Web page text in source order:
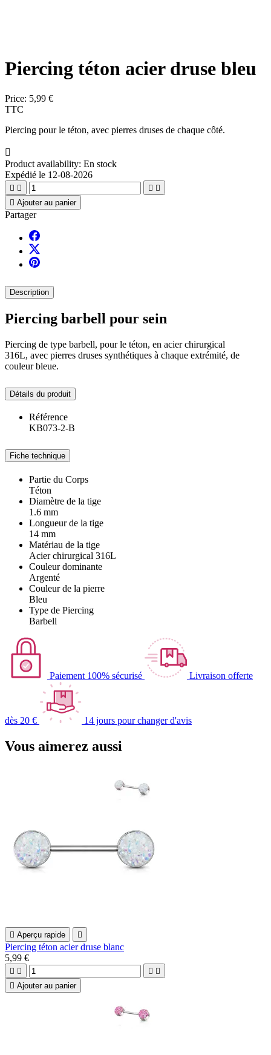
Piercing téton acier druse bleu
Price: 5,99 €
TTC
Piercing pour le téton, avec pierres druses de chaque côté.

Product availability: En stock
Expédié le 12-08-2026
   
 Ajouter au panier
Partager
Description
Piercing barbell pour sein
Piercing de type barbell, pour le téton, en acier chirurgical
316L, avec pierres druses synthétiques à chaque extrémité, de
couleur bleue.
Détails du produit
Référence
KB073-2-B
Fiche technique
Partie du Corps
Téton
Diamètre de la tige
1.6 mm
Longueur de la tige
14 mm
Matériau de la tige
Acier chirurgical 316L
Couleur dominante
Argenté
Couleur de la pierre
Bleu
Type de Piercing
Barbell
Paiement 100% sécurisé Livraison offerte
dès 20 € 14 jours pour changer d'avis
Vous aimerez aussi
 Aperçu rapide 
Piercing téton acier druse blanc
5,99 €
   
 Ajouter au panier